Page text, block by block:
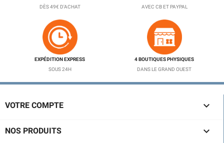
DÈS 49€ D'ACHAT
AVEC CB ET PAYPAL
EXPÉDITION EXPRESS
SOUS 24H
4 BOUTIQUES PHYSIQUES
DANS LE GRAND OUEST
VOTRE COMPTE 
NOS PRODUITS 